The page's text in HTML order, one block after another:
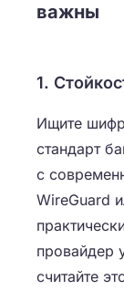
важны
1.
Ищите
стандарт
с
WireGuard
провайдер
считайте